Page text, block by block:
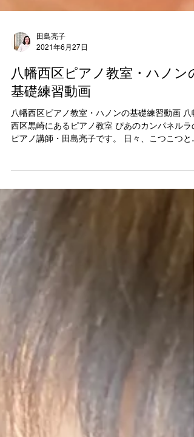
2021年6月27日
八幡西区ピアノ教室・ハノンの
基礎練習動画
八幡西区ピアノ教室・ハノンの基礎練習動画 八
西区黒崎にあるピアノ教室 ぴあのカンパネルラ
習を積み重ねている ピアノ男子R君の ハノンの
る力が弱かったのですが...